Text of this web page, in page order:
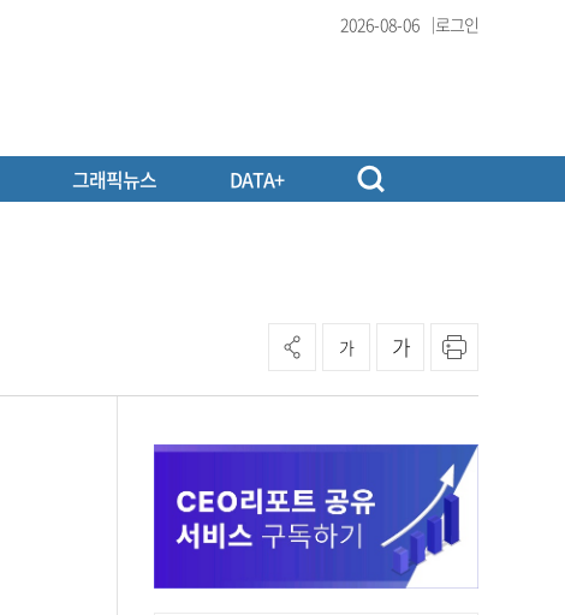
2026-08-06 로그인
그래픽뉴스 DATA+
가 가